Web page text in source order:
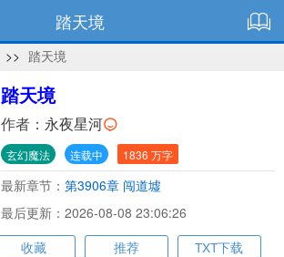
踏天境
>> 踏天境
踏天境
作者： 永夜星河
玄幻魔法 连载中 1836 万字
最新章节： 第3906章 闯道墟
最后更新：2026-08-08 23:06:26
收藏 推荐 TXT下载